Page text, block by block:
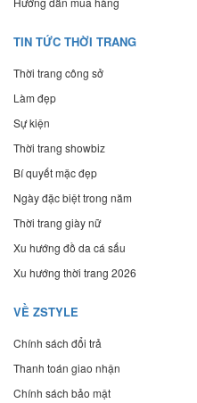
TIN TỨC THỜI TRANG
Thời trang công sở
Làm đẹp
Sự kiện
Thời trang showbiz
Bí quyết mặc đẹp
Ngày đặc biệt trong năm
Thời trang giày nữ
Xu hướng đồ da cá sấu
Xu hướng thời trang 2026
VỀ ZSTYLE
Chính sách đổi trả
Thanh toán giao nhận
Chính sách bảo mật